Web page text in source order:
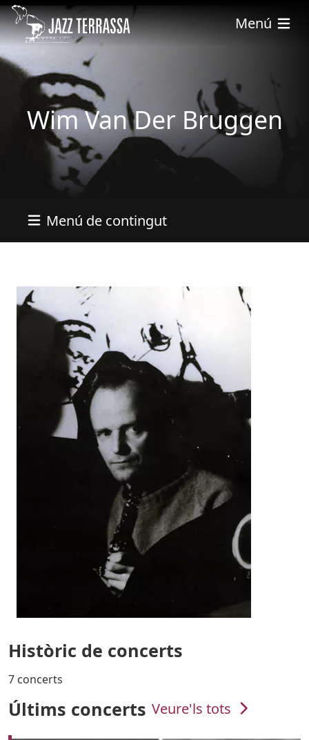
Skip to main content
Menú
Wim Van Der Bruggen
Menú de contingut
Imatges
Image
Històric de concerts
7 concerts
Últims concerts Veure'ls tots